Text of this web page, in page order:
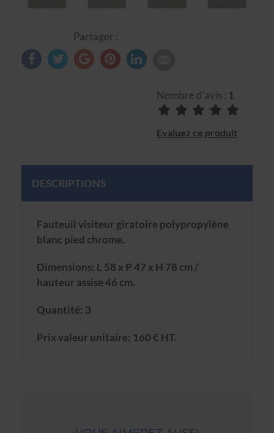
Partager :
Nombre d'avis : 1
Evaluez ce produit
DESCRIPTIONS
Fauteuil visiteur giratoire polypropylène
blanc pied chrome.
Dimensions: L 58 x P 47 x H 78 cm /
hauteur assise 46 cm.
Quantité: 3
Prix valeur unitaire: 160 € HT.